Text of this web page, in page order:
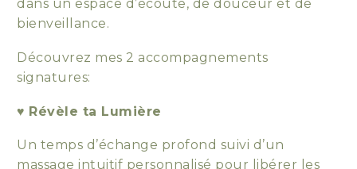
dans un espace d’écoute, de douceur et de
bienveillance.
Découvrez mes 2 accompagnements
signatures:
♥ Révèle ta Lumière
Un temps d’échange profond suivi d’un
massage intuitif personnalisé pour libérer les